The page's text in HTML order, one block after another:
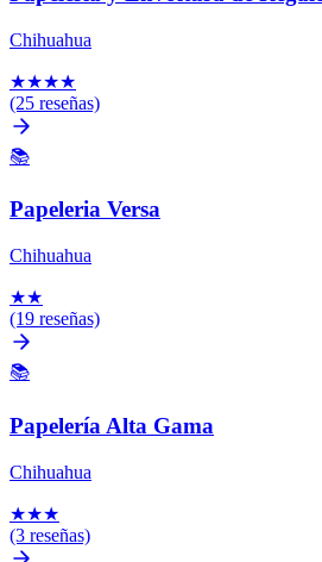
Chihuahua
★★★★
(25 reseñas)
📚
Papeleria Versa
Chihuahua
★★
(19 reseñas)
📚
Papelería Alta Gama
Chihuahua
★★★
(3 reseñas)